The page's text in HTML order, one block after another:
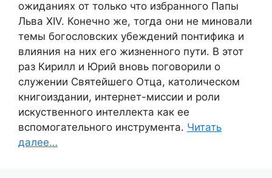
ожиданиях от только что избранного Папы
Льва XIV. Конечно же, тогда они не миновали
темы богословских убеждений понтифика и
влияния на них его жизненного пути. В этот
раз Кирилл и Юрий вновь поговорили о
служении Святейшего Отца, католическом
книгоиздании, интернет-миссии и роли
искуственного интеллекта как ее
вспомогательного инструмента. Читать
далее…